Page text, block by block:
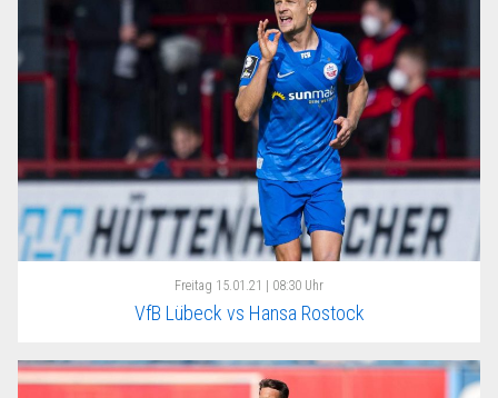
Freitag 15.01.21 | 08:30 Uhr
VfB Lübeck vs Hansa Rostock